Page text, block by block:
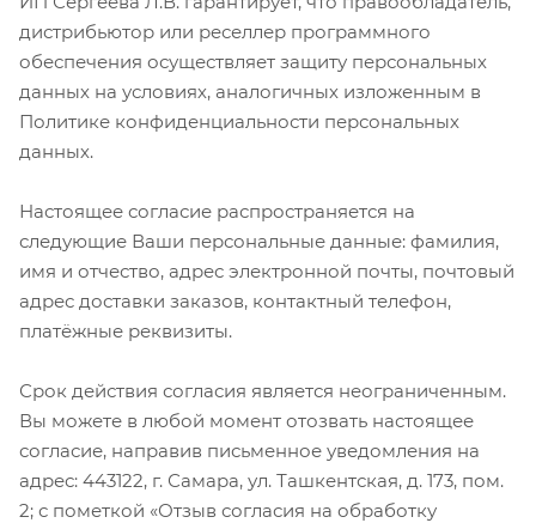
дистрибьютор или реселлер программного
обеспечения осуществляет защиту персональных
данных на условиях, аналогичных изложенным в
Политике конфиденциальности персональных
данных.
Настоящее согласие распространяется на
следующие Ваши персональные данные: фамилия,
имя и отчество, адрес электронной почты, почтовый
адрес доставки заказов, контактный телефон,
платёжные реквизиты.
Срок действия согласия является неограниченным.
Вы можете в любой момент отозвать настоящее
согласие, направив письменное уведомления на
адрес: 443122, г. Самара, ул. Ташкентская, д. 173, пом.
2; с пометкой «Отзыв согласия на обработку